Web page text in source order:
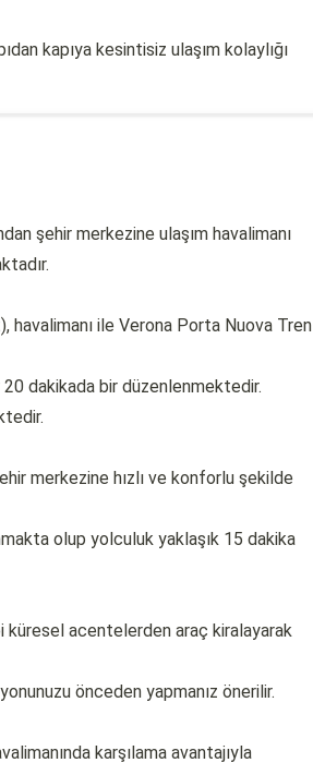
kapıya kesintisiz ulaşım kolaylığı
şehir merkezine ulaşım havalimanı
havalimanı ile Verona Porta Nuova Tren
dakikada bir düzenlenmektedir.
merkezine hızlı ve konforlu şekilde
olup yolculuk yaklaşık 15 dakika
küresel acentelerden araç kiralayarak
önceden yapmanız önerilir.
karşılama avantajıyla